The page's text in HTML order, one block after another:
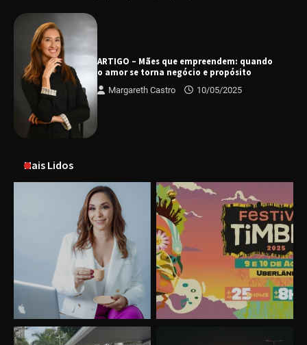
ARTIGO – Mães que empreendem: quando
o amor se torna negócio e propósito
Margareth Castro 10/05/2025
Mais Lidos